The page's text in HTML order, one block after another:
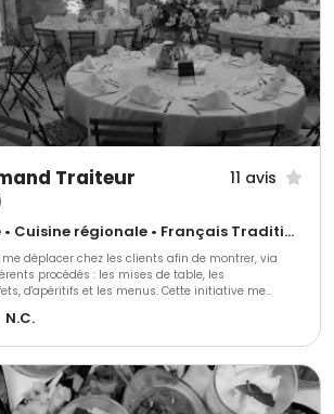
Traiteur 11 avis
Gastronomique • Cuisine régionale • Français Traditionnel
déplacer chez les clients afin de montrer, via
procédés : les mises de table, les
d'apéritifs et les menus. Cette initiative me
la plus adaptée à vos attentes Alors,
moi ou envoyez moi une demande ...
N.C.